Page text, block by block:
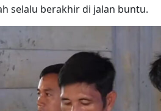
selalu berakhir di jalan buntu.